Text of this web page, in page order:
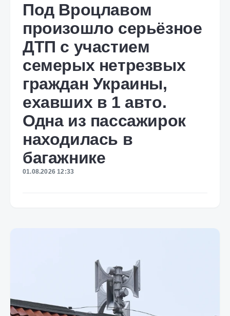
Под Вроцлавом
произошло серьёзное
ДТП с участием
семерых нетрезвых
граждан Украины,
ехавших в 1 авто.
Одна из пассажирок
находилась в
багажнике
01.08.2026 12:33